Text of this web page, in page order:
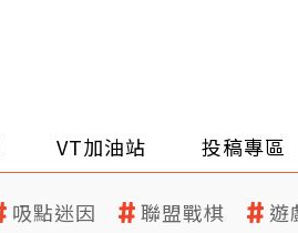
VT加油站 投稿專區
吸點迷因 聯盟戰棋 遊